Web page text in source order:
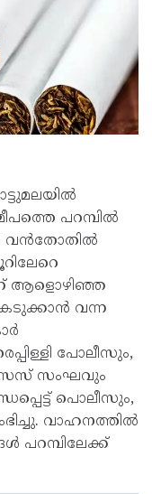
പറമ്പിൽ
വൻതോതിൽ
ആളൊഴിഞ്ഞ
വന്ന
പോലീസും,
സംഘവും
പൊലീസും,
വാഹനത്തിൽ
പറമ്പിലേക്ക്